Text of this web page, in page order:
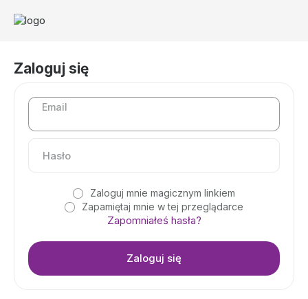
Zaloguj się
Email
Zaloguj mnie magicznym linkiem
Zapamiętaj mnie w tej przeglądarce
Zapomniałeś hasła?